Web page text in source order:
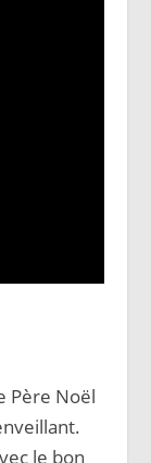
Père Noël
le bon